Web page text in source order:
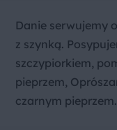
Danie serwujemy
z szynką.
szczypiorkiem,
pieprzem,
czarnym pieprzem.